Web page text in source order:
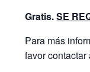
Gratis.SE
Para más
favor contactar